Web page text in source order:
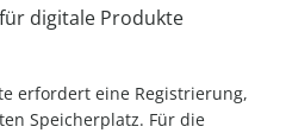
digitale Produkte
erfordert eine Registrierung,
Speicherplatz. Für die